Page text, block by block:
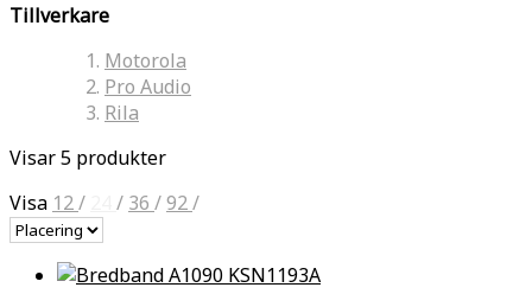
Tillverkare
Motorola
Pro Audio
Rila
Visar 5 produkter
Visa 12/ / 36 /92/